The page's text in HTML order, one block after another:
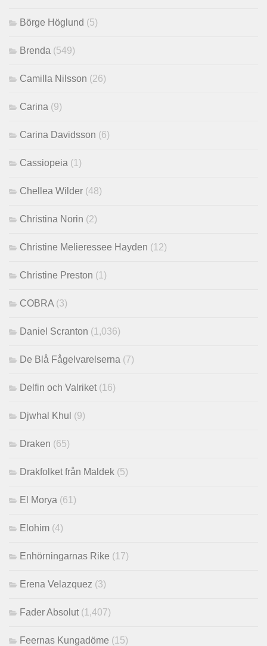
Börge Höglund (5)
Brenda (549)
Camilla Nilsson (26)
Carina (9)
Carina Davidsson (6)
Cassiopeia (1)
Chellea Wilder (48)
Christina Norin (2)
Christine Melieressee Hayden (12)
Christine Preston (1)
COBRA (3)
Daniel Scranton (1,036)
De Blå Fågelvarelserna (7)
Delfin och Valriket (16)
Djwhal Khul (9)
Draken (65)
Drakfolket från Maldek (5)
El Morya (61)
Elohim (4)
Enhörningarnas Rike (17)
Erena Velazquez (3)
Fader Absolut (1,407)
Feernas Kungadöme (15)